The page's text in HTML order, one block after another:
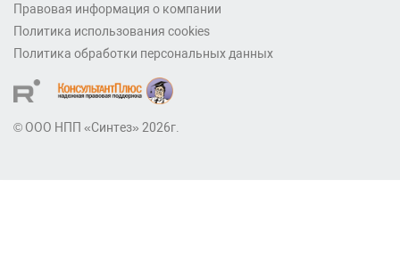
Правовая информация о компании
Политика использования cookies
Политика обработки персональных данных
© ООО НПП «Синтез» 2026г.